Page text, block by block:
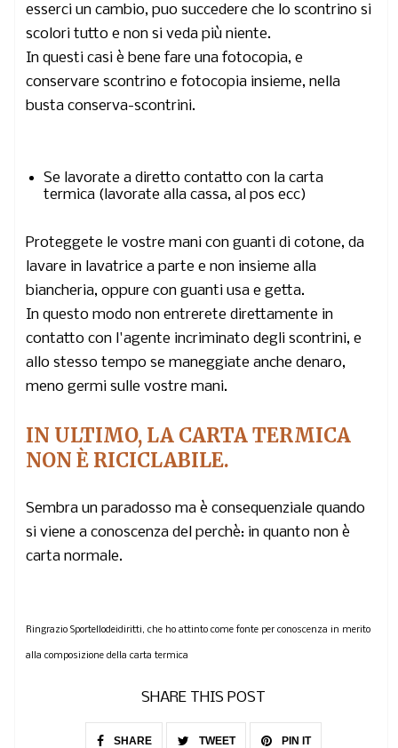
esserci un cambio, puo succedere che lo scontrino si
scolori tutto e non si veda più niente.
In questi casi è bene fare una fotocopia, e
conservare scontrino e fotocopia insieme, nella
busta conserva-scontrini.
Se lavorate a diretto contatto con la carta
termica (lavorate alla cassa, al pos ecc)
Proteggete le vostre mani con guanti di cotone, da
lavare in lavatrice a parte e non insieme alla
biancheria, oppure con guanti usa e getta.
In questo modo non entrerete direttamente in
contatto con l'agente incriminato degli scontrini, e
allo stesso tempo se maneggiate anche denaro,
meno germi sulle vostre mani.
IN ULTIMO, LA CARTA TERMICA
NON È RICICLABILE.
Sembra un paradosso ma è consequenziale quando
si viene a conoscenza del perchè: in quanto non è
carta normale.
Ringrazio Sportellodeidiritti, che ho attinto come fonte per conoscenza in merito
alla composizione della carta termica
SHARE THIS POST
SHARE TWEET PIN IT